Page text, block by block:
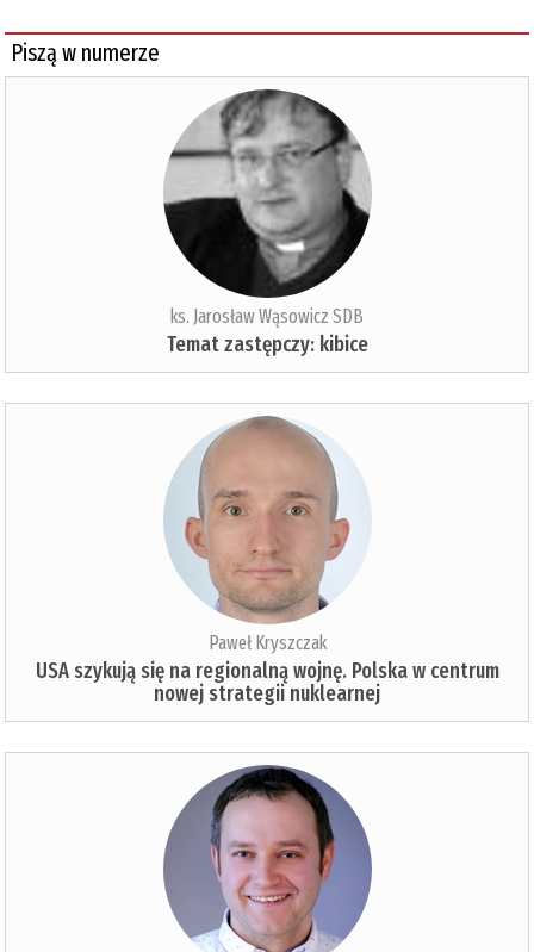
Piszą w numerze
ks. Jarosław Wąsowicz SDB
Temat zastępczy: kibice
Paweł Kryszczak
USA szykują się na regionalną wojnę. Polska w centrum
nowej strategii nuklearnej